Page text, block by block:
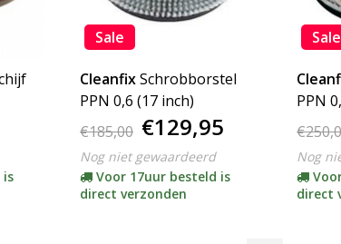
is
Sale
CleanfixSchrobborstel
PPN 0,6 (17 inch)
€185,00 €129,95
Nog niet gewaardeerd
Voor 17uur besteld is
direct verzonden
Sale
PPN
Nog
direct